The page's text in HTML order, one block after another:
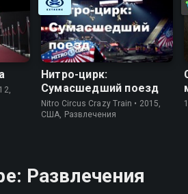
Нитро-цирк:
Сумасшедший поезд
Nitro Circus Crazy Train • 2015,
США, Развлечения
Развлечения